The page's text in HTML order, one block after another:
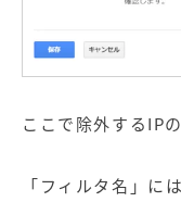
ここで除外するIP
「フィルタ名」に